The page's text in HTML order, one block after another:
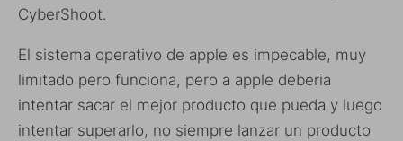
CyberShoot.
El sistema operativo de apple es impecable, muy
limitado pero funciona, pero a apple deberia
intentar sacar el mejor producto que pueda y luego
intentar superarlo, no siempre lanzar un producto